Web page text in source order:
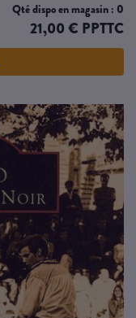
Qté dispo en magasin : 0
21,00 € PPTTC